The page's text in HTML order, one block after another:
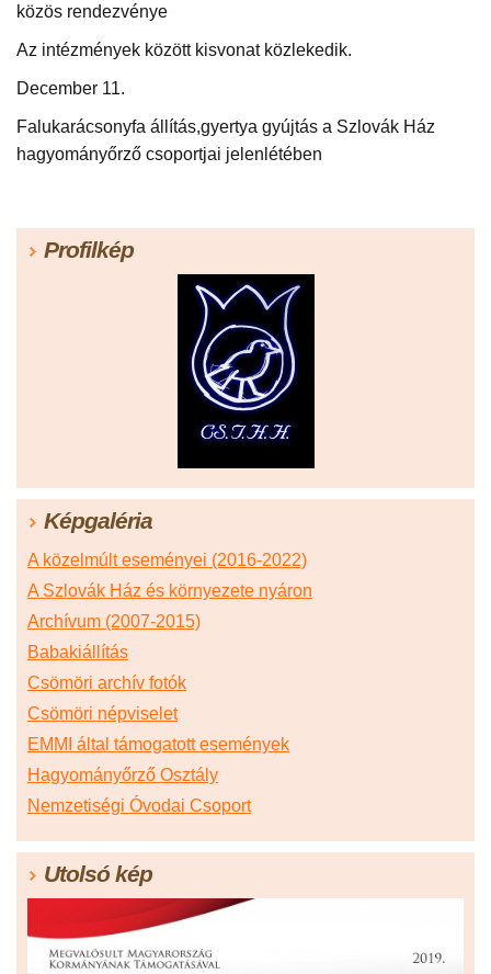
közös rendezvénye
Az intézmények között kisvonat közlekedik.
December 11.
Falukarácsonyfa állítás,gyertya gyújtás a Szlovák Ház
hagyományőrző csoportjai jelenlétében
Profilkép
Képgaléria
A közelmúlt eseményei (2016-2022)
A Szlovák Ház és környezete nyáron
Archívum (2007-2015)
Babakiállítás
Csömöri archív fotók
Csömöri népviselet
EMMI által támogatott események
Hagyományőrző Osztály
Nemzetiségi Óvodai Csoport
Utolsó kép